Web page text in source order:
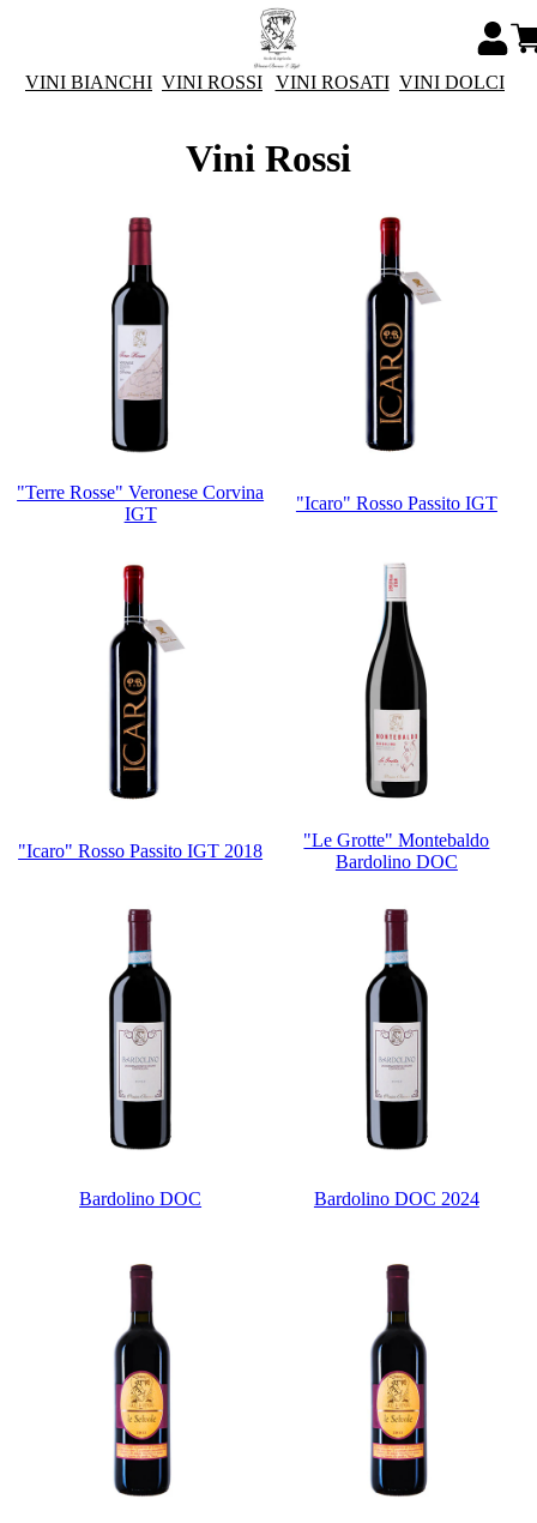
VINI BIANCHI VINI ROSSI VINI ROSATI VINI DOLCI
Vini Rossi
"Terre Rosse" Veronese Corvina
IGT
"Icaro" Rosso Passito IGT
"Icaro" Rosso Passito IGT 2018
"Le Grotte" Montebaldo
Bardolino DOC
Bardolino DOC Bardolino DOC 2024